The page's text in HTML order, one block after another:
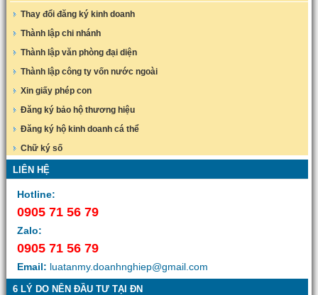
Thay đổi đăng ký kinh doanh
Thành lập chi nhánh
Thành lập văn phòng đại diện
Thành lập công ty vốn nước ngoài
Xin giấy phép con
Đăng ký bảo hộ thương hiệu
Đăng ký hộ kinh doanh cá thể
Chữ ký số
LIÊN HỆ
Hotline:
0905 71 56 79
Zalo:
0905 71 56 79
Email: luatanmy.doanhnghiep@gmail.com
6 LÝ DO NÊN ĐẦU TƯ TẠI ĐN